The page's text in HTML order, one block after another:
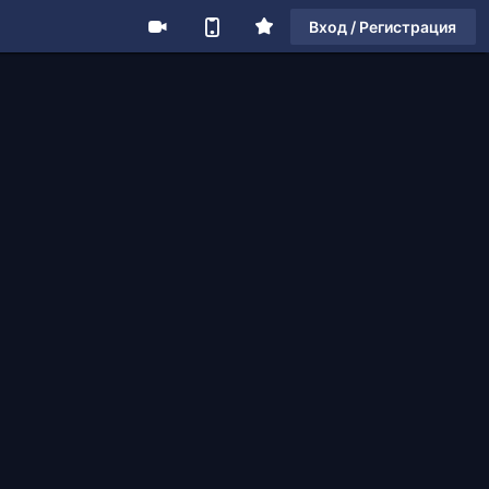
Вход / Регистрация